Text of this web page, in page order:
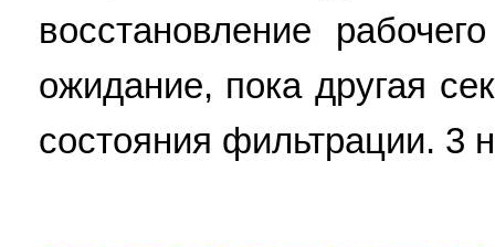
восстановление
ожидание, пока другая
состояния фильтрации. 3